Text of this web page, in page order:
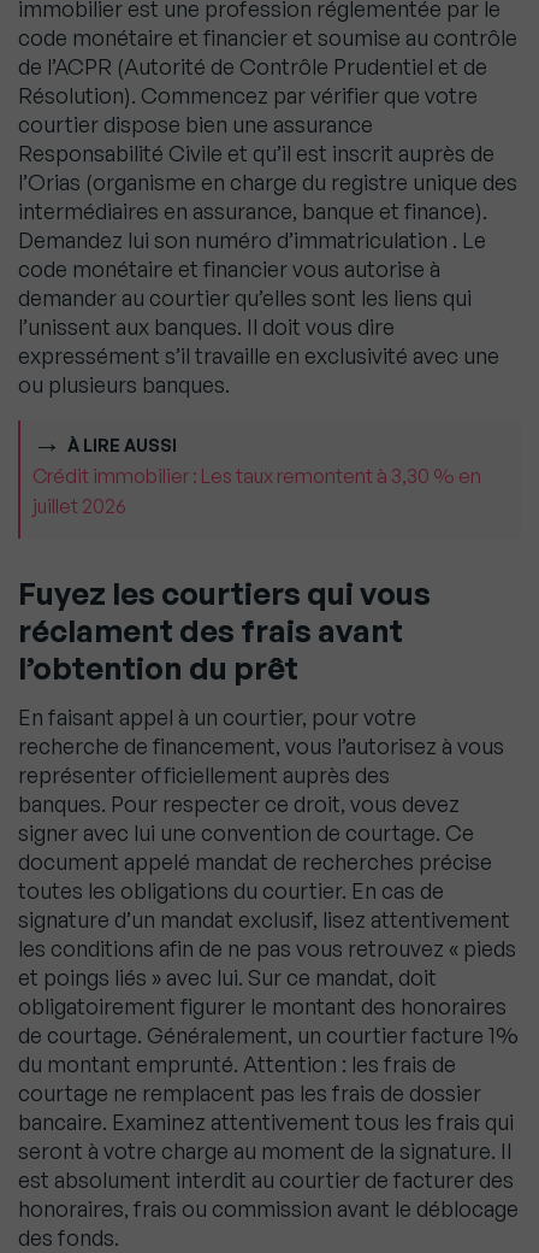
immobilier est une profession réglementée par le
code monétaire et financier et soumise au contrôle
de l’ACPR (Autorité de Contrôle Prudentiel et de
Résolution). Commencez par vérifier que votre
courtier dispose bien une assurance
Responsabilité Civile et qu’il est inscrit auprès de
l’Orias (organisme en charge du registre unique des
intermédiaires en assurance, banque et finance).
Demandez lui son numéro d’immatriculation . Le
code monétaire et financier vous autorise à
demander au courtier qu’elles sont les liens qui
l’unissent aux banques. Il doit vous dire
expressément s’il travaille en exclusivité avec une
ou plusieurs banques.
À LIRE AUSSI
Crédit immobilier : Les taux remontent à 3,30 % en
juillet 2026
Fuyez les courtiers qui vous
réclament des frais avant
l’obtention du prêt
En faisant appel à un courtier, pour votre
recherche de financement, vous l’autorisez à vous
représenter officiellement auprès des
banques. Pour respecter ce droit, vous devez
signer avec lui une convention de courtage. Ce
document appelé mandat de recherches précise
toutes les obligations du courtier. En cas de
signature d’un mandat exclusif, lisez attentivement
les conditions afin de ne pas vous retrouvez « pieds
et poings liés » avec lui. Sur ce mandat, doit
obligatoirement figurer le montant des honoraires
de courtage. Généralement, un courtier facture 1%
du montant emprunté. Attention : les frais de
courtage ne remplacent pas les frais de dossier
bancaire. Examinez attentivement tous les frais qui
seront à votre charge au moment de la signature. Il
est absolument interdit au courtier de facturer des
honoraires, frais ou commission avant le déblocage
des fonds.